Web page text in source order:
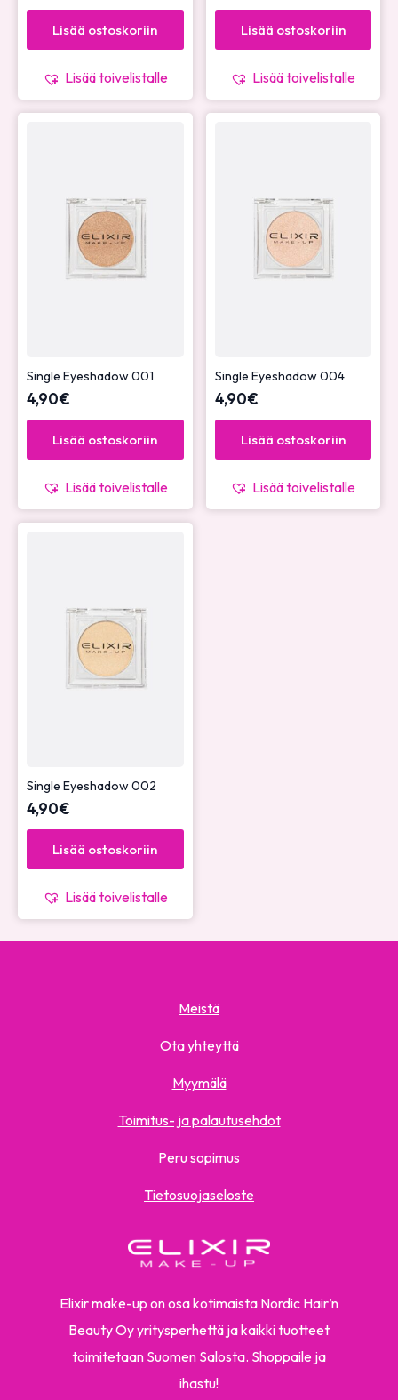
Lisää ostoskoriin
Lisää toivelistalle
Lisää ostoskoriin
Lisää toivelistalle
Single Eyeshadow 001
4,90€
Lisää ostoskoriin
Lisää toivelistalle
Single Eyeshadow 004
4,90€
Lisää ostoskoriin
Lisää toivelistalle
Single Eyeshadow 002
4,90€
Lisää ostoskoriin
Lisää toivelistalle
Elixir make-up on osa kotimaista Nordic Hair’n
Beauty Oy yritysperhettä ja kaikki tuotteet
toimitetaan Suomen Salosta. Shoppaile ja
ihastu!
Meistä
Ota yhteyttä
Myymälä
Toimitus- ja palautusehdot
Peru sopimus
Tietosuojaseloste